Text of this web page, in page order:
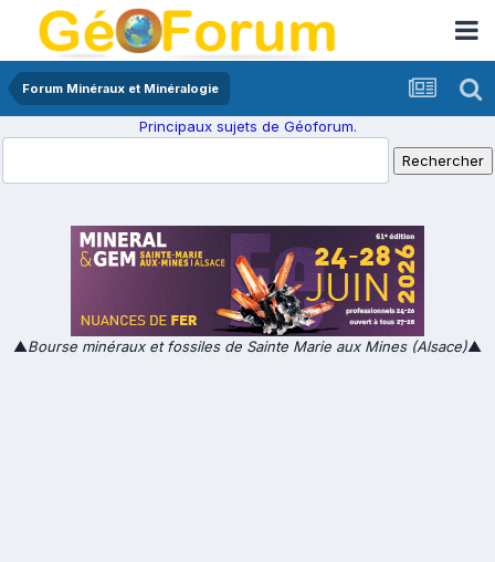
Forum Minéraux et Minéralogie
Principaux sujets de Géoforum.
▲Bourse minéraux et fossiles de Sainte Marie aux Mines (Alsace)▲